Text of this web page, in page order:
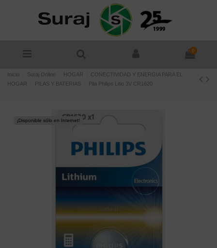
0
Inicio Suraj Online HOGAR
CONECTIVIDAD Y ENERGIA PARA EL
HOGAR
PILAS Y BATERIAS Pila Philips Litio 3V CR1620
¡Disponible sólo en Internet!